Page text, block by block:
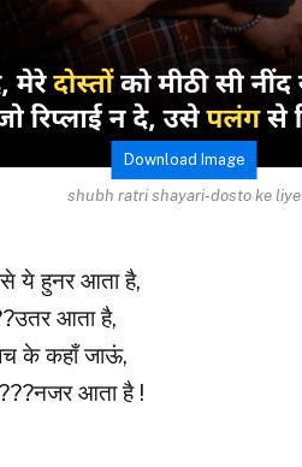
Download Image
shubh ratri shayari-dosto ke liye
ये हुनर आता है,
आता है,
के कहाँ जाऊं,
आता है !